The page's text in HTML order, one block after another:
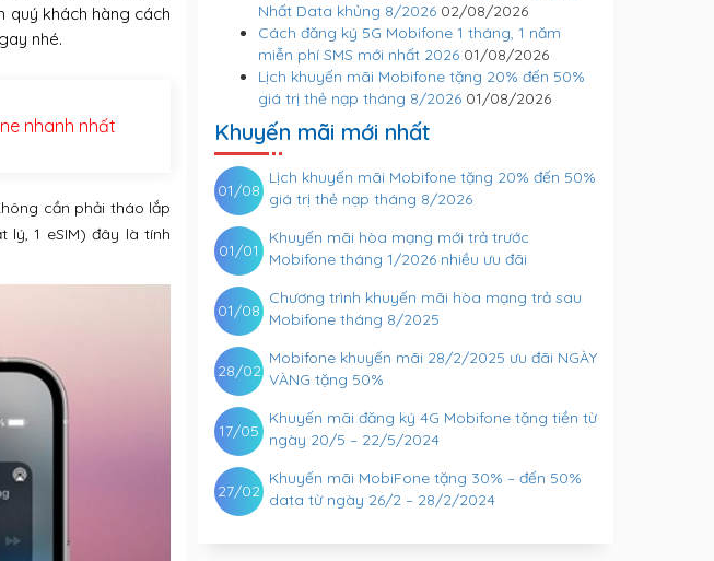
quý khách hàng cách
nhé.
nhanh nhất
cần phải tháo lắp
lý, 1 eSIM) đây là tính
Nhất Data khủng 8/2026 02/08/2026
Cách đăng ký 5G Mobifone 1 tháng, 1 năm
miễn phí SMS mới nhất 2026 01/08/2026
Lịch khuyến mãi Mobifone tặng 20% đến 50%
giá trị thẻ nạp tháng 8/2026 01/08/2026
Khuyến mãi mới nhất
Lịch khuyến mãi Mobifone tặng 20% đến 50%
giá trị thẻ nạp tháng 8/2026
01/08
Khuyến mãi hòa mạng mới trả trước
Mobifone tháng 1/2026 nhiều ưu đãi
01/01
Chương trình khuyến mãi hòa mạng trả sau
Mobifone tháng 8/2025
01/08
Mobifone khuyến mãi 28/2/2025 ưu đãi NGÀY
VÀNG tặng 50%
28/02
Khuyến mãi đăng ký 4G Mobifone tặng tiền từ
ngày 20/5 – 22/5/2024
17/05
Khuyến mãi MobiFone tặng 30% – đến 50%
data từ ngày 26/2 – 28/2/2024
27/02